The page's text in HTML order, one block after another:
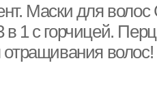
Маски для волос
1 с горчицей.
волос!